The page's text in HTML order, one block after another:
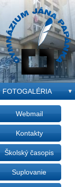
FOTOGALÉRIA
Webmail
Kontakty
Školský časopis
Suplovanie